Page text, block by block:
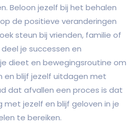
Beloon jezelf bij het behalen
de positieve veranderingen
steun bij vrienden, familie of
je successen en
dieet en bewegingsroutine om
en blijf jezelf uitdagen met
dat afvallen een proces is dat
met jezelf en blijf geloven in je
te bereiken.